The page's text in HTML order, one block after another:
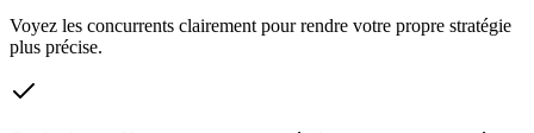
Voyez les concurrents clairement pour rendre votre propre stratégie
plus précise.